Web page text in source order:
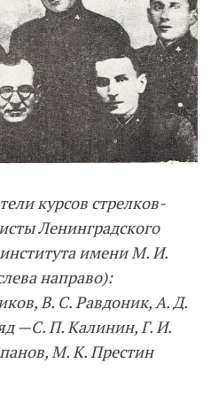
курсов стрелков-
Ленинградского
имени М. И.
направо):
В. С. Равдоник, А. Д.
—С. П. Калинин, Г. И.
М. К. Престин